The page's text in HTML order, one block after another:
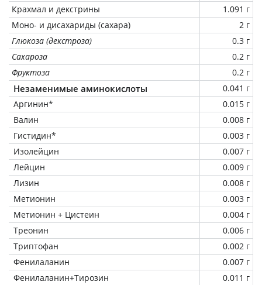
Крахмал и декстрины
1.091 г
Моно- и дисахариды (сахара)
2 г
Глюкоза (декстроза)
0.3 г
Сахароза
0.2 г
Фруктоза
0.2 г
Незаменимые аминокислоты
0.041 г
Аргинин*
0.015 г
Валин
0.008 г
Гистидин*
0.003 г
Изолейцин
0.007 г
Лейцин
0.009 г
Лизин
0.008 г
Метионин
0.003 г
Метионин + Цистеин
0.004 г
Треонин
0.006 г
Триптофан
0.002 г
Фенилаланин
0.007 г
Фенилаланин+Тирозин
0.011 г